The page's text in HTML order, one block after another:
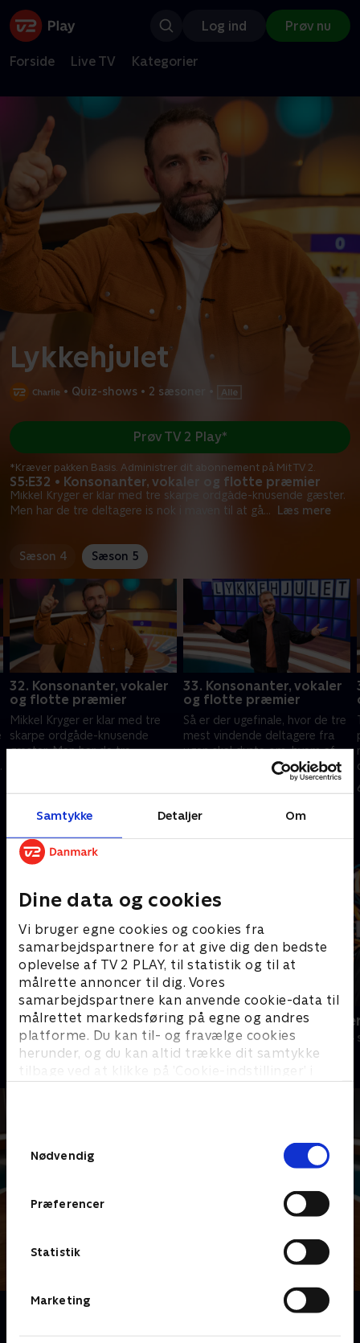
Samtykke Detaljer Om
Dine data og cookies
Vi bruger egne cookies og cookies fra
samarbejdspartnere for at give dig den bedste
oplevelse af TV 2 PLAY, til statistik og til at
målrette annoncer til dig. Vores
samarbejdspartnere kan anvende cookie-data til
målrettet markedsføring på egne og andres
platforme. Du kan til- og fravælge cookies
herunder, og du kan altid trække dit samtykke
tilbage ved at klikke på ’Cookie-indstillinger’ i
Nødvendig
Præferencer
Statistik
Marketing
Log ind Prøv nu
Forside Live TV Kategorier
Lykkehjulet
• Quiz-shows • 2 sæsoner •
S5:E32 • Konsonanter, vokaler og flotte præmier
Mikkel Kryger er klar med tre skarpe ordgåde-knusende gæster.
Men har de tre deltagere is nok i maven til at gå... Læs mere
Prøv TV 2 Play*
*Kræver pakken Basis. Administrer dit abonnement på Mit TV 2.
Sæson 4 Sæson 5
32. Konsonanter, vokaler
og flotte præmier
Mikkel Kryger er klar med tre
skarpe ordgåde-knusende
gæster. Men har de tre
og ugefinalen? .
33. Konsonanter, vokaler
og flotte præmier
Så er der ugefinale, hvor de tre
mest vindende deltagere fra
ugen skal dyste om, hvem af
dem der er bedst til at løse
ordgåder og vinde store
præmier
Andre så også
Hvem vil være millionær? Classic
Quiz-shows • 12 sæsoner
Hvem vil
Quiz-shows • 4